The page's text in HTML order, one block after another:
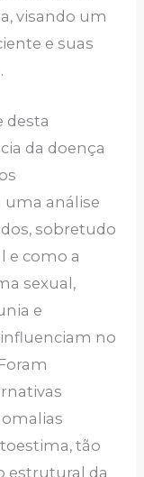
visando um
e suas
desta
da doença
uma análise
sobretudo
e como a
sexual,
e
no
tão
estrutural da